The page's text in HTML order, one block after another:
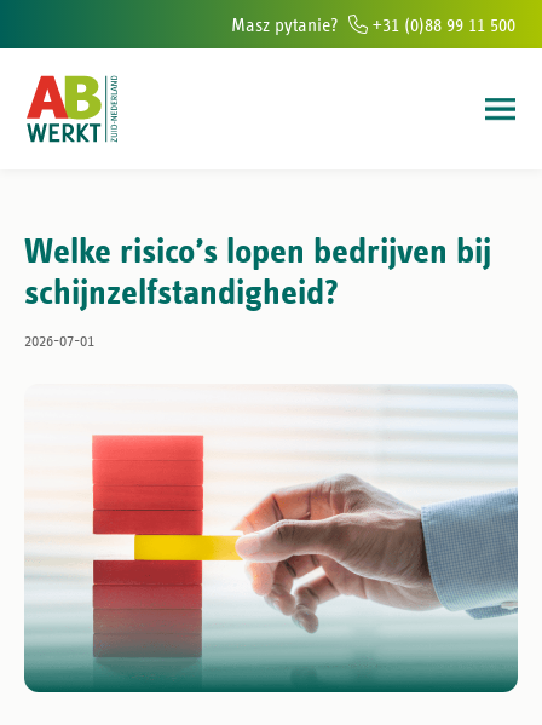
w południowej Holandii
Masz pytanie? +31 (0)88 99 11 500
Welke risico’s lopen bedrijven bij
schijnzelfstandigheid?
2026-07-01